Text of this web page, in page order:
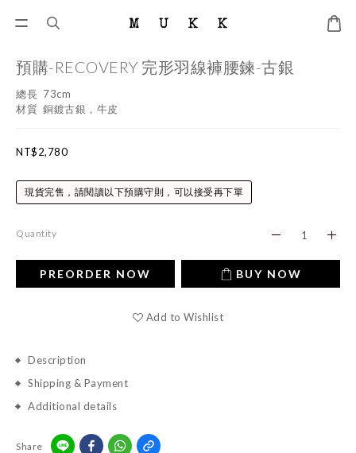
預購-RECOVERY 完形羽線褲腰鍊-古銀
總長  73cm
材質  銅鍍古銀，牛皮
NT$2,780
現貨完售，請閱讀以下預購守則，可以接受再下單
Quantity
PREORDER NOW BUY NOW
Add to Wishlist
Description
Shipping & Payment
Additional details
Share